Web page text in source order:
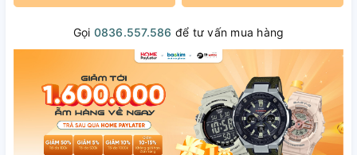
Gọi 0836.557.586 để tư vấn mua hàng